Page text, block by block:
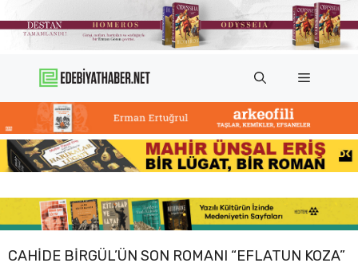
atla
Menü
CAHIDE BIRGÜL’ÜN SON ROMANI “EFLATUN KOZA”